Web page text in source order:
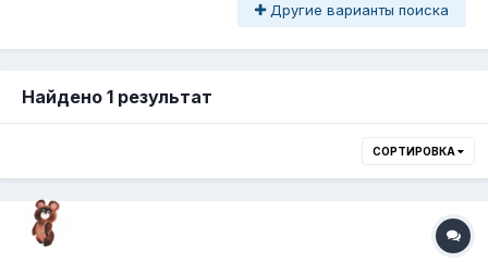
Другие варианты поиска
Найдено 1 результат
СОРТИРОВКА